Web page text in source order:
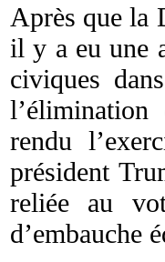
Après que la
il y a eu une
civiques
rendu
président
reliée au
d’embauche